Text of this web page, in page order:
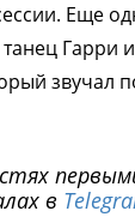
Еще
Гарри
звучал
в